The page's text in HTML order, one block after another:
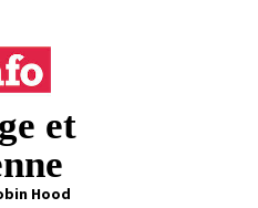
et
Hood